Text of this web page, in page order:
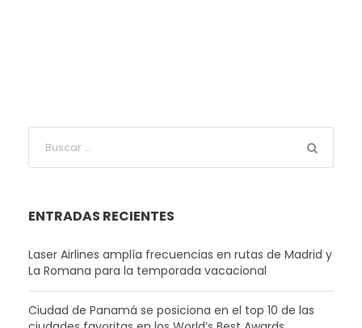
ENTRADAS RECIENTES
Laser Airlines amplía frecuencias en rutas de Madrid y
La Romana para la temporada vacacional
Ciudad de Panamá se posiciona en el top 10 de las